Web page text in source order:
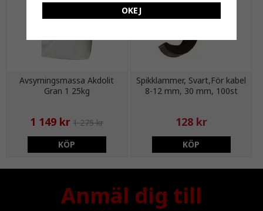
Avsyrningsmassa Akdolit
Gran 1 25kg
1 149 kr 1 275 kr
KÖP
Spikklammer, Svart,För kabel
8-12 mm, 30 mm, 100st
128 kr
KÖP
Anmäl dig till
OKEJ